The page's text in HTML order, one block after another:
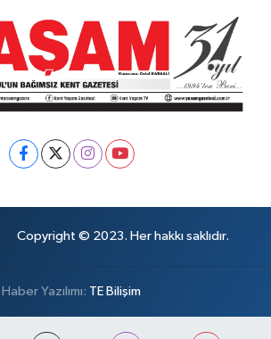
Copyright © 2023. Her hakkı saklıdır.
Haber Yazılımı: TE Bilişim